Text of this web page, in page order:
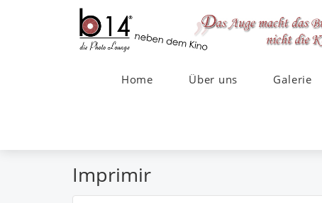
Home Über uns Galerie
Imprimir